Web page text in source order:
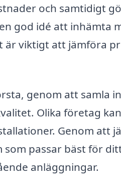
och samtidigt
god idé att inhämta
är viktigt att jämföra
genom att samla
Olika företag
Genom att
som passar bäst för
anläggningar.